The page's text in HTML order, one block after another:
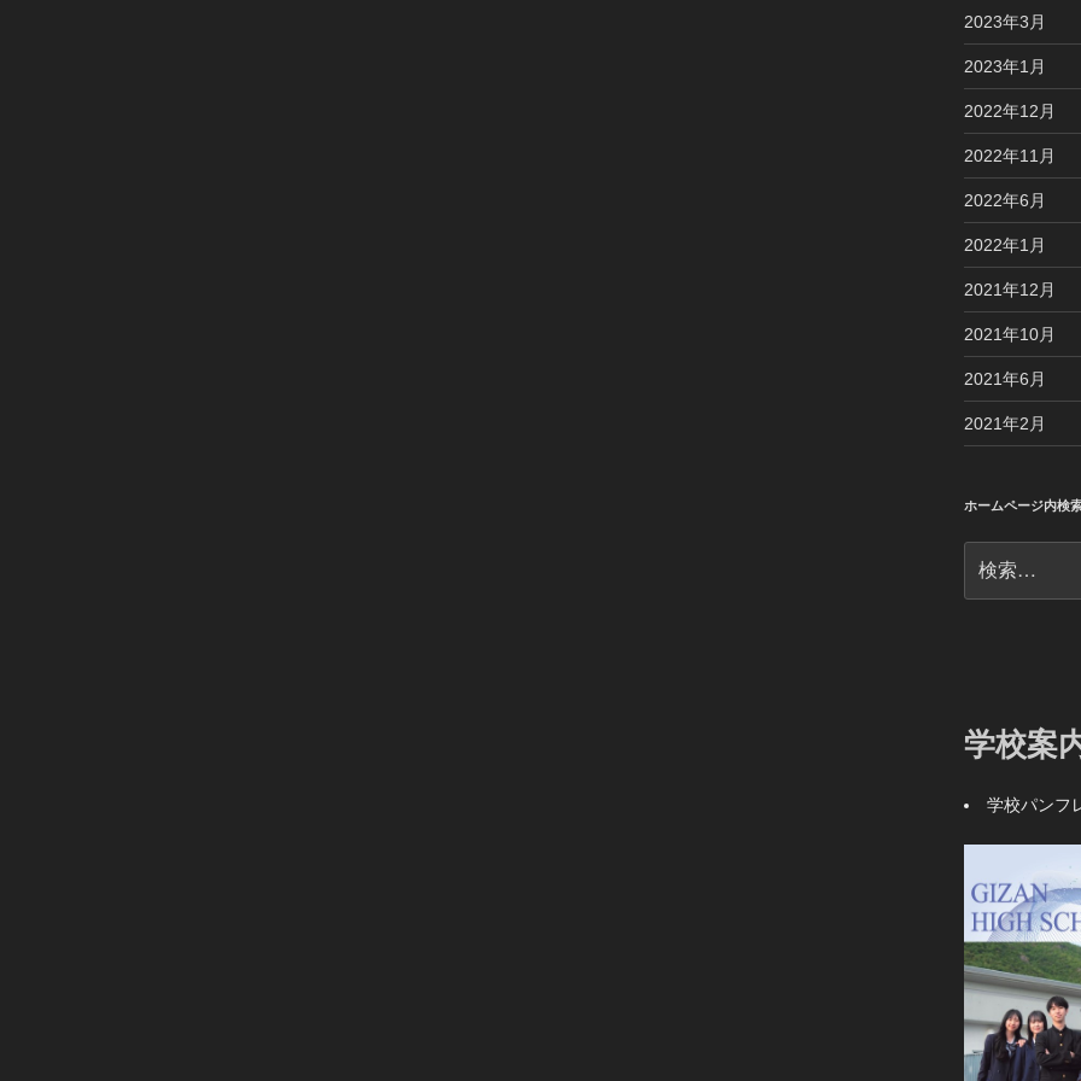
2023年3月
2023年1月
2022年12月
2022年11月
2022年6月
2022年1月
2021年12月
2021年10月
2021年6月
2021年2月
ホームページ内検
索:
学校案
学校パンフ